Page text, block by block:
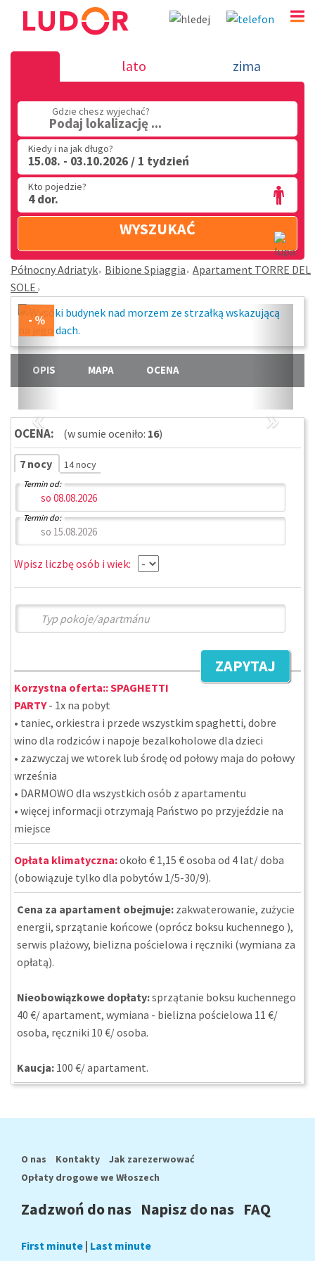
Apartament TORRE DEL SOLE - Bibione Spiaggia -
(32) 720 60 56
lato zima
Gdzie chesz wyjechać?
Podaj lokalizację ...
Kiedy i na jak długo?
15.08. - 03.10.2026 / 1 tydzień
Kto pojedzie?
4 dor.
WYSZUKAĆ
Północny Adriatyk Bibione Spiaggia Apartament TORRE DEL
SOLE
« »
OPIS MAPA OCENA
OCENA: (w sumie oceniło: 16)
7 nocy 14 nocy
Termin od:
Termin do:
Wpisz liczbę osób i wiek:
ZAPYTAJ
Korzystna oferta::SPAGHETTI
PARTY- 1x na pobyt
• taniec, orkiestra i przede wszystkim spaghetti, dobre
wino dla rodziców i napoje bezalkoholowe dla dzieci
• zazwyczaj we wtorek lub środę od połowy maja do połowy
września
• DARMOWO dla wszystkich osób z apartamentu
• więcej informacji otrzymają Państwo po przyjeździe na
miejsce
Opłata klimatyczna:około € 1,15 € osoba od 4 lat/ doba
(obowiązuje tylko dla pobytów 1/5-30/9).
Cena za apartament obejmuje: zakwaterowanie, zużycie
energii, sprzątanie końcowe (oprócz boksu kuchennego ),
serwis plażowy, bielizna pościelowa i ręczniki (wymiana za
opłatą).
Nieobowiązkowe dopłaty:sprzątanie boksu kuchennego
40 €/ apartament, wymiana - bielizna pościelowa 11 €/
osoba, ręczniki 10 €/ osoba.
Kaucja: 100 €/ apartament.
O nas Kontakty
Jak zarezerwować
Opłaty drogowe we Włoszech
Zadzwoń do nas Napisz do nas FAQ
First minute | Last minute